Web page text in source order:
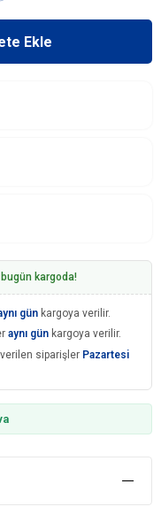
kargoda!
gün kargoya verilir.
aynı gün kargoya verilir.
siparişler Pazartesi